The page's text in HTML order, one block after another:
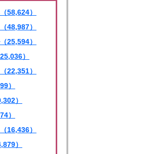
58,624）
48,987）
25,594）
）
22,351）
）
）
）
16,436）
）